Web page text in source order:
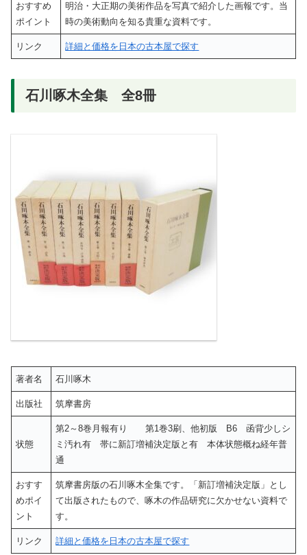
おすすめ
ポイント
明治・大正期の美術作品を写真で紹介した画報です。当
時の美術動向を知る貴重な資料です。
リンク 詳細と価格を日本の古本屋で探す
石川啄木全集 全8冊
著者名 石川啄木
出版社 筑摩書房
状態
第2～8巻月報有り 第1巻3刷、他初版 B6 函背少しシ
ミ汚れ有 帯に新訂増補決定版と有 本体状態概ね経年普
通
おすす
めポイ
ント
筑摩書房版の石川啄木全集です。「新訂増補決定版」とし
て出版されたもので、啄木の作品研究に欠かせない資料で
す。
リンク 詳細と価格を日本の古本屋で探す